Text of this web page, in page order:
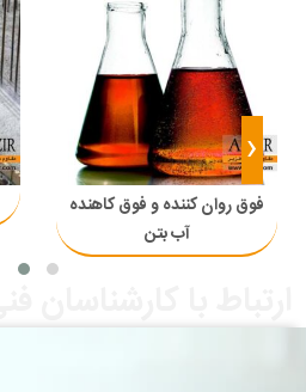
فوق روان کننده و فوق کاهنده
آب بتن
‹